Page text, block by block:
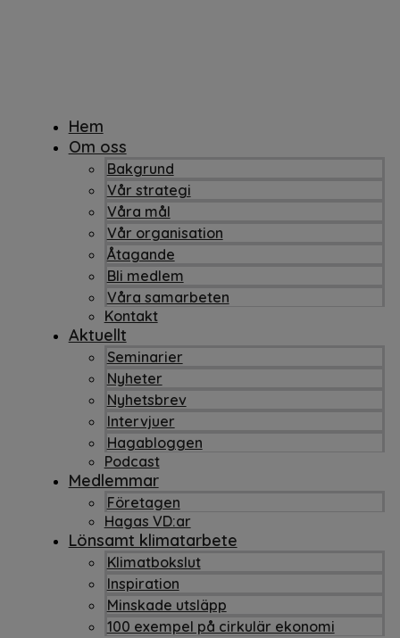
Hem
Om oss
Bakgrund
Vår strategi
Våra mål
Vår organisation
Åtagande
Bli medlem
Våra samarbeten
Kontakt
Aktuellt
Seminarier
Nyheter
Nyhetsbrev
Intervjuer
Hagabloggen
Podcast
Medlemmar
Företagen
Hagas VD:ar
Lönsamt klimatarbete
Klimatbokslut
Inspiration
Minskade utsläpp
100 exempel på cirkulär ekonomi